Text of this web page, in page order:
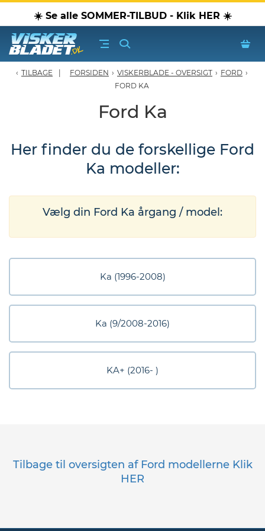
☀️ Se alle SOMMER-TILBUD - Klik HER ☀️
olier & spray
Produkter
TILBAGE FORSIDEN › VISKERBLADE - OVERSIGT › FORD ›
FORD KA
Ford Ka
Her finder du de forskellige Ford
Ka modeller:
Vælg din Ford Ka årgang / model:
Ka (1996-2008)
Ka (9/2008-2016)
KA+ (2016- )
Tilbage til oversigten af Ford modellerne Klik
HER